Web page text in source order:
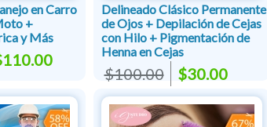
en Carro
+
y Más
Delineado Clásico Permanente
de Ojos + Depilación de Cejas
con Hilo + Pigmentación de
Henna en Cejas
$100.00 $30.00